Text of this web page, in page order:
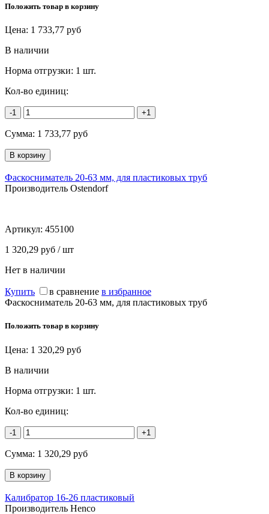
Положить товар в корзину
Цена: 1 733,77 руб
В наличии
Норма отгрузки: 1 шт.
Кол-во единиц:
-1 +1
Сумма: 1 733,77 руб
Фаскосниматель 20-63 мм, для пластиковых труб
Производитель Ostendorf
Артикул: 455100
1 320,29 руб / шт
Нет в наличии
Купить в сравнение в избранное
Фаскосниматель 20-63 мм, для пластиковых труб
Положить товар в корзину
Цена: 1 320,29 руб
В наличии
Норма отгрузки: 1 шт.
Кол-во единиц:
-1 +1
Сумма: 1 320,29 руб
Калибратор 16-26 пластиковый
Производитель Henco